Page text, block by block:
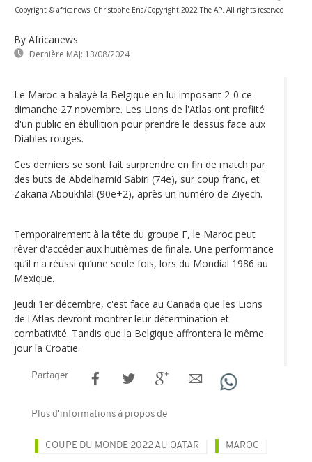
Copyright © africanews Christophe Ena/Copyright 2022 The AP. All rights reserved
By Africanews
Dernière MAJ: 13/08/2024
Le Maroc a balayé la Belgique en lui imposant 2-0 ce
dimanche 27 novembre. Les Lions de l'Atlas ont profiité
d'un public en ébullition pour prendre le dessus face aux
Diables rouges.
Ces derniers se sont fait surprendre en fin de match par
des buts de Abdelhamid Sabiri (74e), sur coup franc, et
Zakaria Aboukhlal (90e+2), après un numéro de Ziyech.
Temporairement à la tête du groupe F, le Maroc peut
rêver d'accéder aux huitièmes de finale. Une performance
qu’il n'a réussi qu’une seule fois, lors du Mondial 1986 au
Mexique.
Jeudi 1er décembre, c'est face au Canada que les Lions
de l'Atlas devront montrer leur détermination et
combativité. Tandis que la Belgique affrontera le même
jour la Croatie.
Partager
Plus d'informations à propos de
COUPE DU MONDE 2022 AU QATAR MAROC